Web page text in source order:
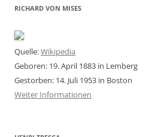
RICHARD VON MISES
Quelle:Wikipedia
Geboren: 19. April 1883 in Lemberg
Gestorben: 14. Juli 1953 in Boston
Weiter Informationen